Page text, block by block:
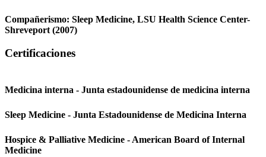
Compañerismo: Sleep Medicine, LSU Health Science Center-
Shreveport (2007)
Certificaciones
Medicina interna - Junta estadounidense de medicina interna
Sleep Medicine - Junta Estadounidense de Medicina Interna
Hospice & Palliative Medicine - American Board of Internal
Medicine